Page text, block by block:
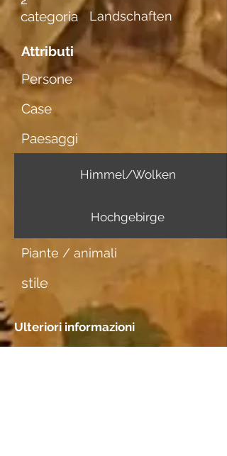
categoria Landschaften
Attributi
Persone
Case
Paesaggi
Himmel/Wolken
Hochgebirge
Piante / animali
stile
Ulteriori informazioni